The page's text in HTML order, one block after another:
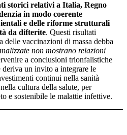
storici relativi a Italia, Regno
in modo coerente
e delle riforme strutturali
da difterite. Questi risultati
delle vaccinazioni di massa debba
non mostrano relazioni
a conclusioni trionfalistiche
deriva un invito a integrare le
continui nella sanità
cultura della salute, per
e sostenibile le malattie infettive.